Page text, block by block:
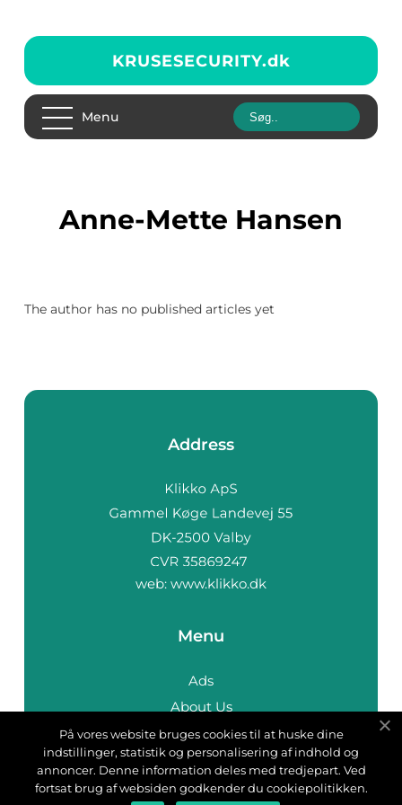
KRUSESECURITY.dk
Menu
Anne-Mette Hansen
The author has no published articles yet
Address
web: www.klikko.dk
Menu
Ads
About Us
Cookies
Contact
Sitemap
På vores website bruges cookies til at huske dine
indstillinger, statistik og personalisering af indhold og
annoncer. Denne information deles med tredjepart. Ved
fortsat brug af websiden godkender du cookiepolitikken.